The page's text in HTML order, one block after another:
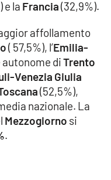
e la Francia(32,9%).
affollamento
( 57,5%), l’Emilia-
autonome diTrento
Venezia Giulia
(52,5%),
nazionale. La
Mezzogiorno si
.